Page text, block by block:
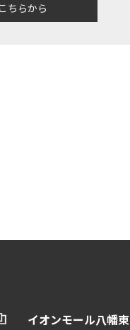
ちらから
イオンモール八幡東